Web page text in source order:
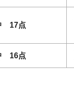
17点
16点